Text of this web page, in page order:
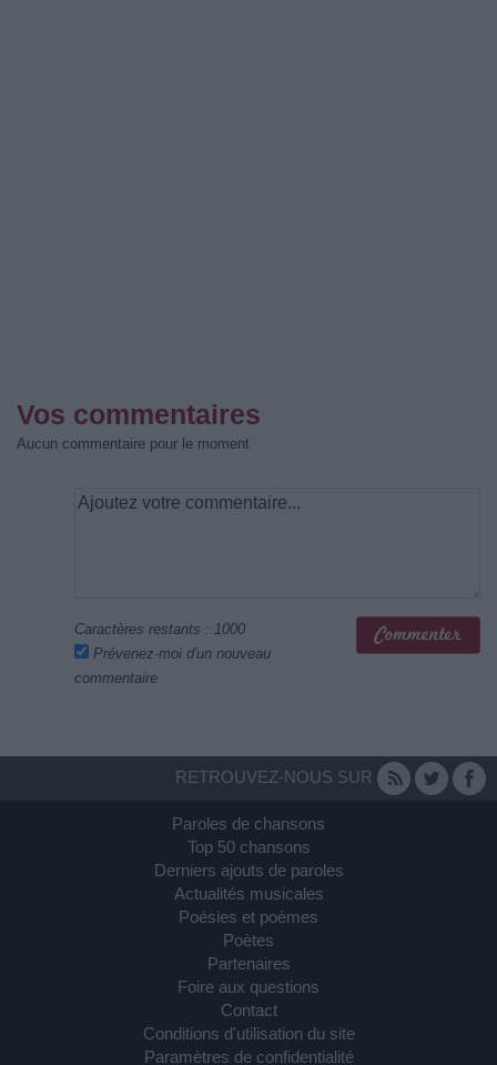
Vos commentaires
Aucun commentaire pour le moment
Caractères restants : 1000
Prévenez-moi d'un nouveau
commentaire
RETROUVEZ-NOUS SUR
Paroles de chansons
Top 50 chansons
Derniers ajouts de paroles
Actualités musicales
Poésies et poèmes
Poètes
Partenaires
Foire aux questions
Contact
Conditions d'utilisation du site
Paramètres de confidentialité